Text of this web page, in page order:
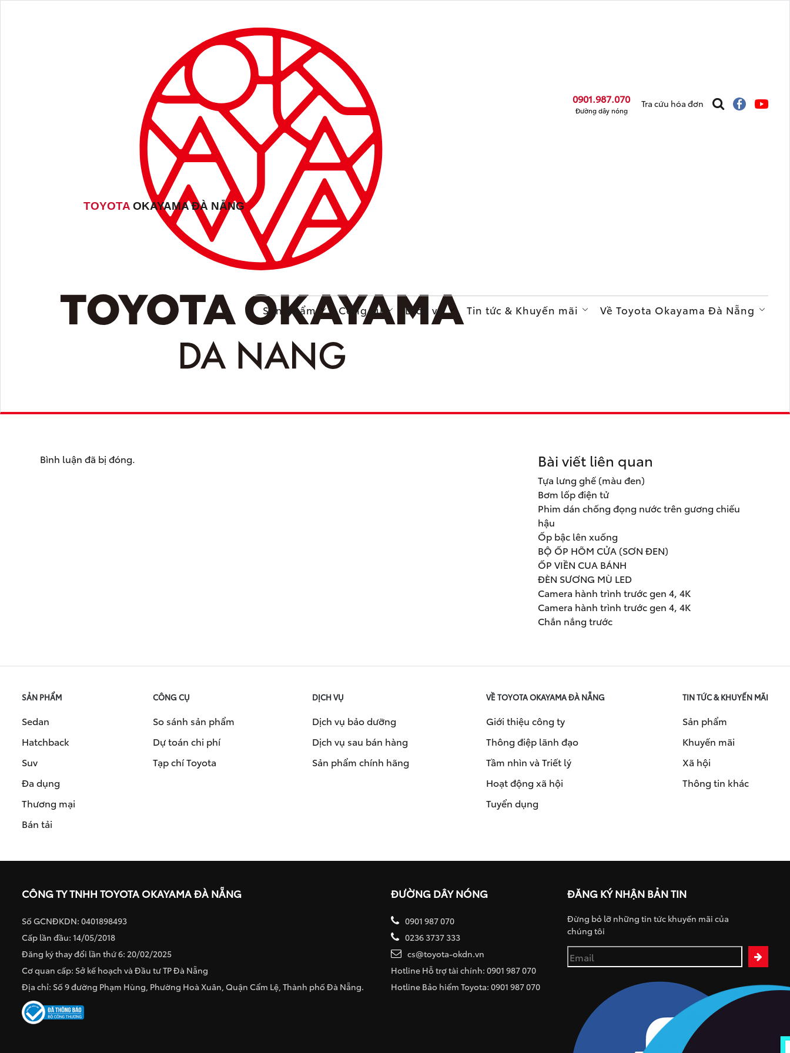
TOYOTA OKAYAMA ĐÀ NẴNG
0901.987.070
Đường dây nóng
Tra cứu hóa đơn
Sản phẩm Công cụ Dịch vụ Tin tức & Khuyến mãi Về Toyota Okayama Đà Nẵng
Bình luận đã bị đóng. Bài viết liên quan
Tựa lưng ghế (màu đen)
Bơm lốp điện tử
Phim dán chống đọng nước trên gương chiếu
hậu
Ốp bậc lên xuống
BỘ ỐP HÕM CỬA (SƠN ĐEN)
ỐP VIỀN CUA BÁNH
ĐÈN SƯƠNG MÙ LED
Camera hành trình trước gen 4, 4K
Camera hành trình trước gen 4, 4K
Chắn nắng trước
SẢN PHẨM
Sedan
Hatchback
Suv
Đa dụng
Thương mại
Bán tải
CÔNG CỤ
So sánh sản phẩm
Dự toán chi phí
Tạp chí Toyota
DỊCH VỤ
Dịch vụ bảo dưỡng
Dịch vụ sau bán hàng
Sản phẩm chính hãng
VỀ TOYOTA OKAYAMA ĐÀ NẴNG
Giới thiệu công ty
Thông điệp lãnh đạo
Tầm nhìn và Triết lý
Hoạt động xã hội
Tuyển dụng
TIN TỨC & KHUYẾN MÃI
Sản phẩm
Khuyến mãi
Xã hội
Thông tin khác
CÔNG TY TNHH TOYOTA OKAYAMA ĐÀ NẴNG
Số GCNĐKDN: 0401898493
Cấp lần đầu: 14/05/2018
Đăng ký thay đổi lần thứ 6: 20/02/2025
Cơ quan cấp: Sở kế hoạch và Đầu tư TP Đà Nẵng
Địa chỉ: Số 9 đường Phạm Hùng, Phường Hoà Xuân, Quận Cẩm Lệ, Thành phố Đà Nẵng.
ĐƯỜNG DÂY NÓNG
0901 987 070
0236 3737 333
cs@toyota-okdn.vn
Hotline Hỗ trợ tài chính: 0901 987 070
Hotline Bảo hiểm Toyota: 0901 987 070
ĐĂNG KÝ NHẬN BẢN TIN
Đừng bỏ lỡ những tin tức khuyến mãi của
chúng tôi